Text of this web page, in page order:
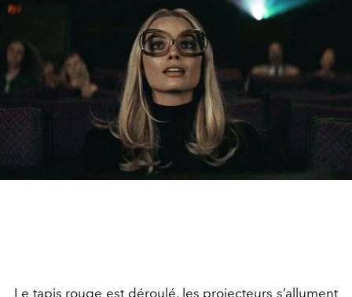
Le tapis rouge est déroulé, les projecteurs s’allument